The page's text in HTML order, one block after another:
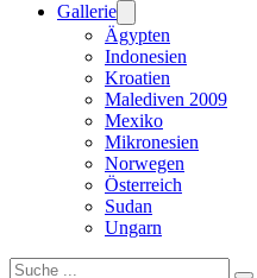
Gallerie
Ägypten
Indonesien
Kroatien
Malediven 2009
Mexiko
Mikronesien
Norwegen
Österreich
Sudan
Ungarn
Suchen